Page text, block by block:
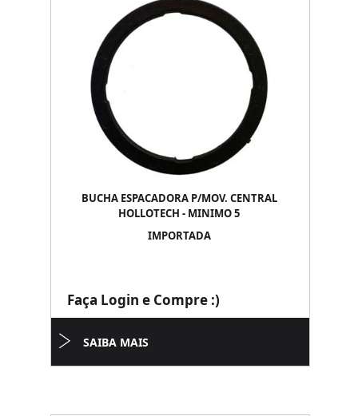
BUCHA ESPACADORA P/MOV. CENTRAL
HOLLOTECH - MINIMO 5
IMPORTADA
Faça Login e Compre :)
SAIBA MAIS